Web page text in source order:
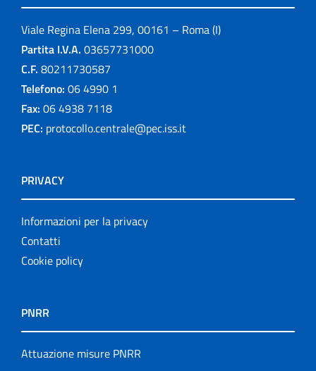
Viale Regina Elena 299, 00161 – Roma (I)
Partita I.V.A. 03657731000
C.F. 80211730587
Telefono: 06 4990 1
Fax: 06 4938 7118
PEC: protocollo.centrale@pec.iss.it
PRIVACY
Informazioni per la privacy
Contatti
Cookie policy
PNRR
Attuazione misure PNRR